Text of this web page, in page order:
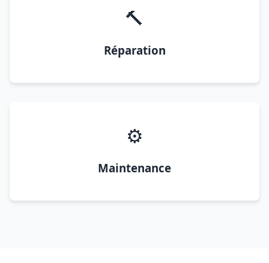
🔨
Réparation
⚙️
Maintenance